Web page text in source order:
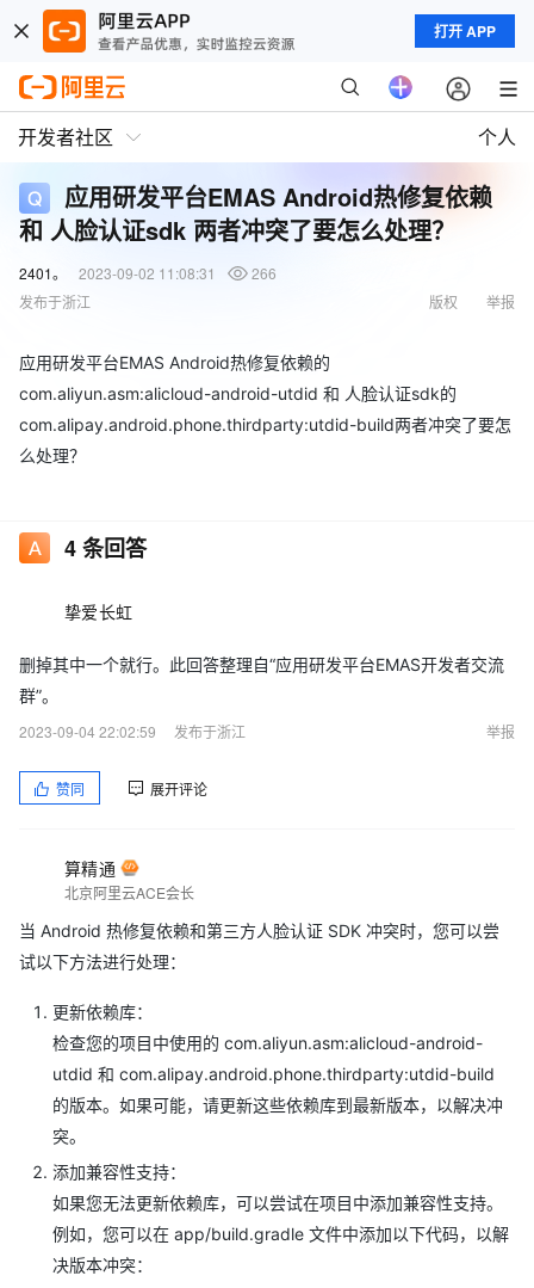
打开 APP
开发者社区 个人
应用研发平台EMAS Android热修复依赖
和 人脸认证sdk 两者冲突了要怎么处理？
2401。 2023-09-02 11:08:31
266
发布于浙江
举报
版权
应用研发平台EMAS Android热修复依赖的
com.aliyun.asm:alicloud-android-utdid 和 人脸认证sdk的
com.alipay.android.phone.thirdparty:utdid-build两者冲突了要怎
么处理？
4条回答
挚爱长虹
删掉其中一个就行。此回答整理自“应用研发平台EMAS开发者交流
群”。
2023-09-04 22:02:59
发布于浙江 举报
赞同 展开评论
算精通
北京阿里云ACE会长
当 Android 热修复依赖和第三方人脸认证 SDK 冲突时，您可以尝
试以下方法进行处理：
更新依赖库：
检查您的项目中使用的 com.aliyun.asm:alicloud-android-
utdid 和 com.alipay.android.phone.thirdparty:utdid-build
的版本。如果可能，请更新这些依赖库到最新版本，以解决冲
突。
添加兼容性支持：
如果您无法更新依赖库，可以尝试在项目中添加兼容性支持。
例如，您可以在 app/build.gradle 文件中添加以下代码，以解
决版本冲突：